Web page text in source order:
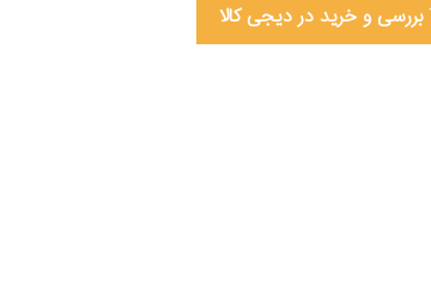
بررسی و خرید در دیجی کالا